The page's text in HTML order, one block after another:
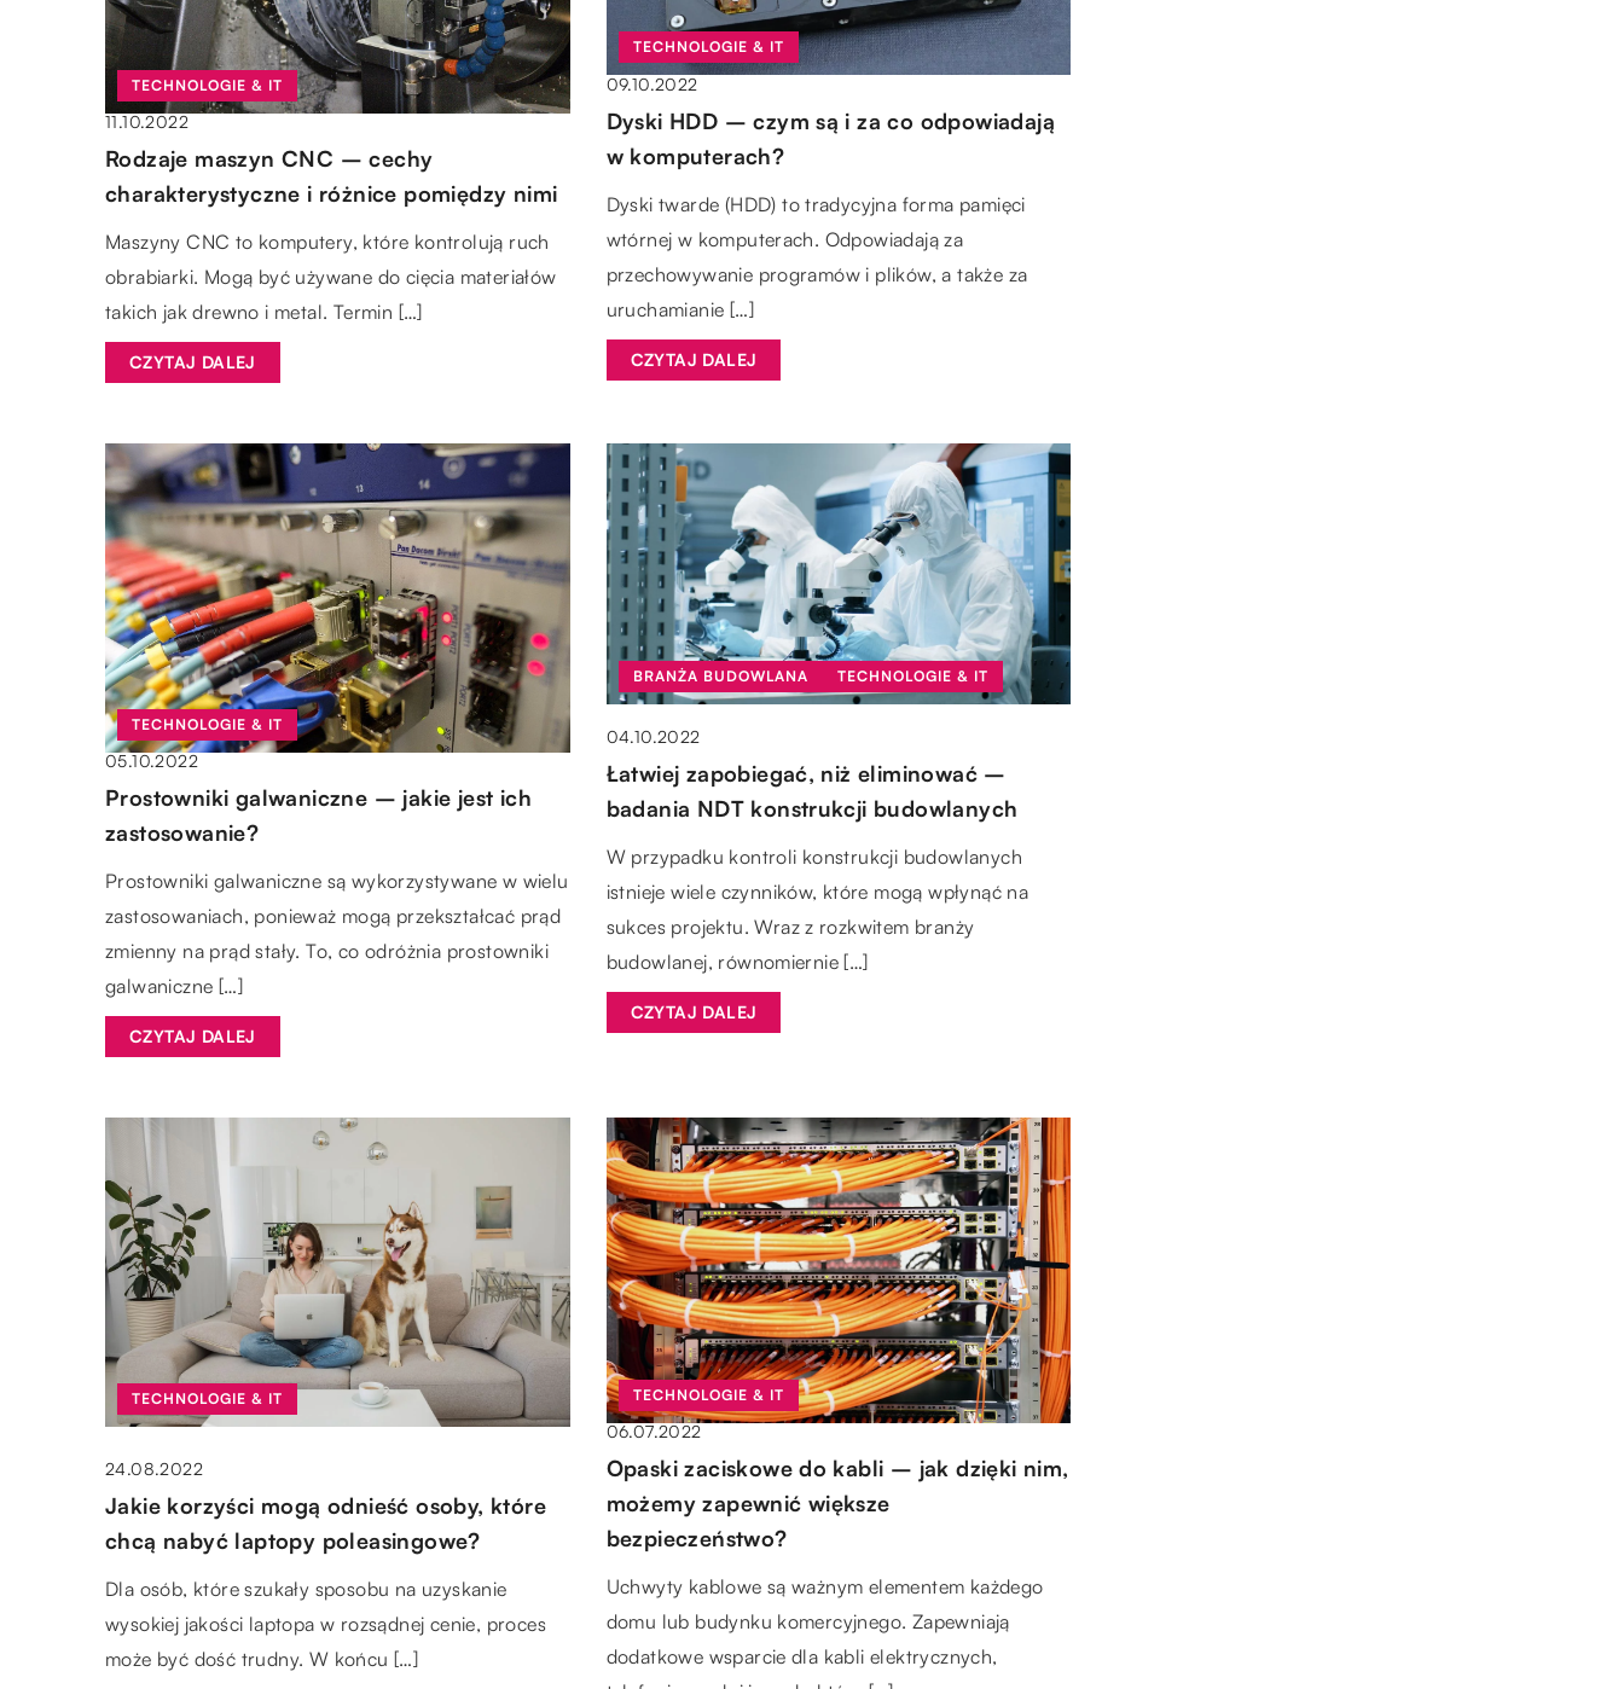
TECHNOLOGIE & IT
11.10.2022
Rodzaje maszyn CNC – cechy
charakterystyczne i różnice pomiędzy nimi
Maszyny CNC to komputery, które kontrolują ruch
obrabiarki. Mogą być używane do cięcia materiałów
takich jak drewno i metal. Termin […]
CZYTAJ DALEJ
TECHNOLOGIE & IT
09.10.2022
Dyski HDD – czym są i za co odpowiadają
w komputerach?
Dyski twarde (HDD) to tradycyjna forma pamięci
wtórnej w komputerach. Odpowiadają za
przechowywanie programów i plików, a także za
uruchamianie […]
CZYTAJ DALEJ
TECHNOLOGIE & IT
05.10.2022
Prostowniki galwaniczne – jakie jest ich
zastosowanie?
Prostowniki galwaniczne są wykorzystywane w wielu
zastosowaniach, ponieważ mogą przekształcać prąd
zmienny na prąd stały. To, co odróżnia prostowniki
galwaniczne […]
CZYTAJ DALEJ
BRANŻA BUDOWLANA TECHNOLOGIE & IT
04.10.2022
Łatwiej zapobiegać, niż eliminować –
badania NDT konstrukcji budowlanych
W przypadku kontroli konstrukcji budowlanych
istnieje wiele czynników, które mogą wpłynąć na
sukces projektu. Wraz z rozkwitem branży
budowlanej, równomiernie […]
CZYTAJ DALEJ
TECHNOLOGIE & IT
24.08.2022
Jakie korzyści mogą odnieść osoby, które
chcą nabyć laptopy poleasingowe?
Dla osób, które szukały sposobu na uzyskanie
wysokiej jakości laptopa w rozsądnej cenie, proces
może być dość trudny. W końcu […]
TECHNOLOGIE & IT
06.07.2022
Opaski zaciskowe do kabli – jak dzięki nim,
możemy zapewnić większe
bezpieczeństwo?
Uchwyty kablowe są ważnym elementem każdego
domu lub budynku komercyjnego. Zapewniają
dodatkowe wsparcie dla kabli elektrycznych,